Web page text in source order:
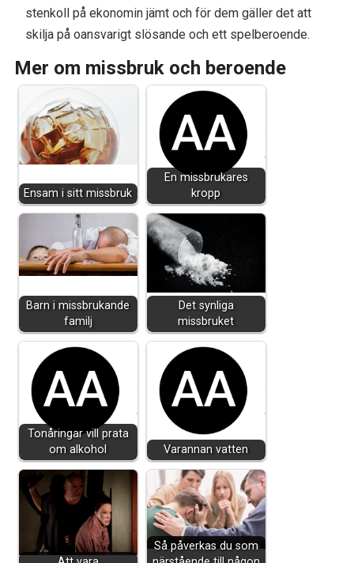
stenkoll på ekonomin jämt och för dem gäller det att
skilja på oansvarigt slösande och ett spelberoende.
Mer om missbruk och beroende
Ensam i sitt missbruk
En missbrukares
kropp
Barn i missbrukande
familj
Det synliga
missbruket
Tonåringar vill prata
om alkohol
Varannan vatten
Så påverkas du som